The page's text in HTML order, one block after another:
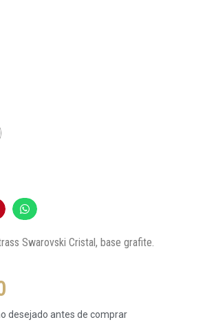
Swarovski Cristal, base grafite.
desejado antes de comprar